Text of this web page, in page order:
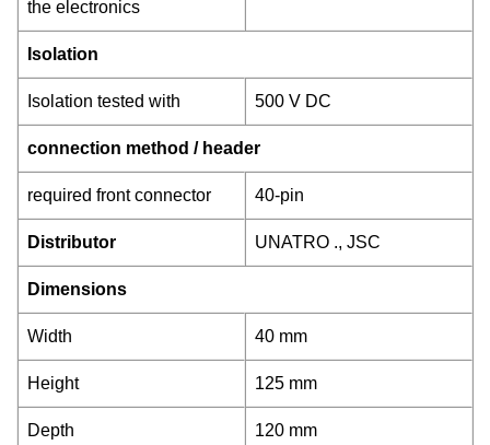
the electronics
Isolation
Isolation tested with 500 V DC
connection method / header
required front connector 40-pin
Distributor UNATRO ., JSC
Dimensions
Width 40 mm
Height 125 mm
Depth 120 mm